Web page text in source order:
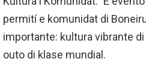
permití e komunidat di
importante: kultura vibrante
outo di klase mundial.